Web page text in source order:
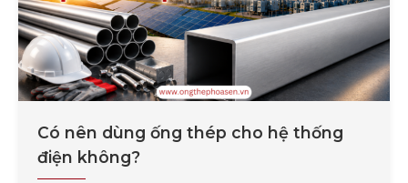
Có nên dùng ống thép cho hệ thống
điện không?